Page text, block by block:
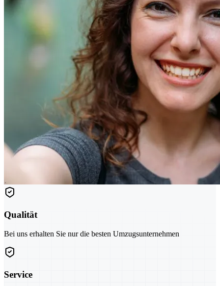
Qualität
Bei uns erhalten Sie nur die besten Umzugsunternehmen
Service